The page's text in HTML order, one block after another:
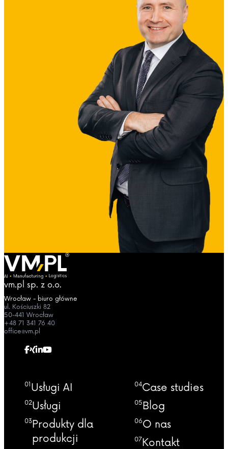
vm.pl sp. z o.o.
Wrocław - biuro główne
ul. Kościuszki 82
50-441 Wrocław
+48 71 341 76 40
office@vm.pl
01 Usługi AI
02Usługi
03Produkty dla
produkcji
04Case studies
05Blog
06O nas
07Kontakt